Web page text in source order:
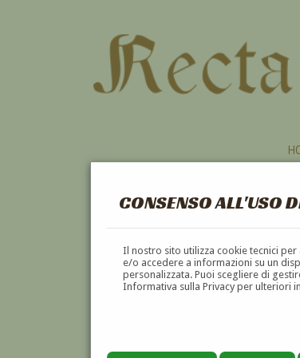
CONSENSO ALL'USO
Il nostro sito utilizza cookie tecnici
e/o accedere a informazioni su un
personalizzata. Puoi scegliere di
Informativa sulla Privacy per ulteriori
ROSE
A B C